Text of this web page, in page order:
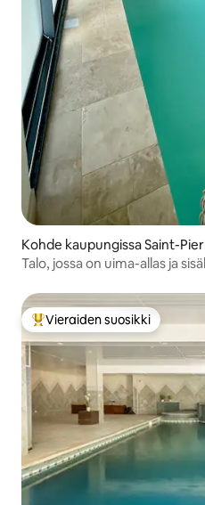
Kohde kaupungissa Saint-
Talo, jossa on uima-allas ja
Vieraiden suosikkien
Vieraiden suosikki